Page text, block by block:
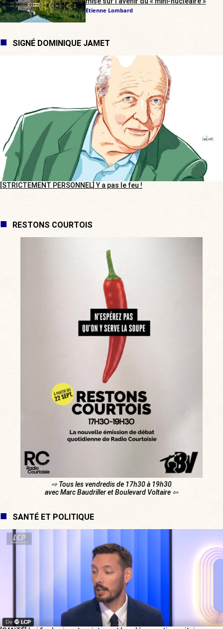
Etienne Lombard
SIGNÉ DOMINIQUE JAMET
[STRICTEMENT PERSONNEL] Y a pas le feu !
RESTONS COURTOIS
⇨ Tous les vendredis de 17h30 à 19h30
avec Marc Baudriller et Boulevard Voltaire ⇦
SANTÉ ET POLITIQUE